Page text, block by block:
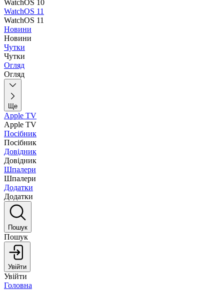
WatchOS 10
WatchOS 11
WatchOS 11
Новини
Новини
Чутки
Чутки
Огляд
Огляд
Ще
Apple TV
Apple TV
Посібник
Посібник
Довідник
Довідник
Шпалери
Шпалери
Додатки
Додатки
Пошук
Пошук
Увійти
Увійти
Головна